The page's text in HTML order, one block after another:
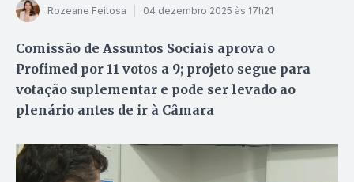
Rozeane Feitosa 04 dezembro 2025 às 17h21
Comissão de Assuntos Sociais aprova o
Profimed por 11 votos a 9; projeto segue para
votação suplementar e pode ser levado ao
plenário antes de ir à Câmara